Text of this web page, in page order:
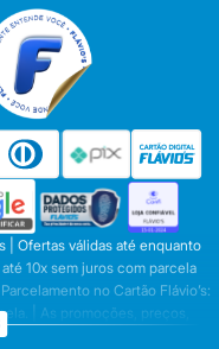
| Ofertas válidas até enquanto
10x sem juros com parcela
no Cartão Flávio’s:
| As promoções, preços,
apenas para compras